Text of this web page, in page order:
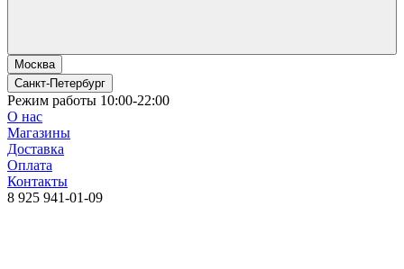
Москва
Санкт-Петербург
Режим работы 10:00-22:00
О нас
Магазины
Доставка
Оплата
Контакты
8 925 941-01-09